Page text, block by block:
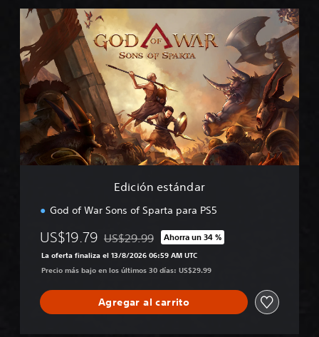
c
ó
n
e
s
á
Edición estándar
God of War Sons of Sparta para PS5
US$19.79 Rebajado del precio original de US$29.99
US$29.99 Ahorra un 34 %
La oferta finaliza el 13/8/2026 06:59 AM UTC
Precio más bajo en los últimos 30 días: US$29.99
Agregar al carrito